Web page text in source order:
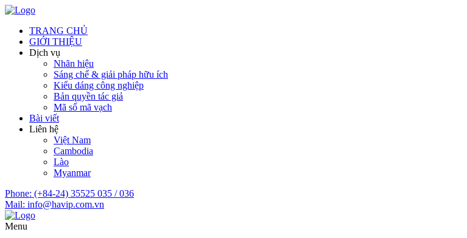
TRANG CHỦ
GIỚI THIỆU
Dịch vụ
Nhãn hiệu
Sáng chế & giải pháp hữu ích
Kiểu dáng công nghiệp
Bản quyền tác giả
Mã số mã vạch
Bài viết
Liên hệ
Việt Nam
Cambodia
Lào
Myanmar
Phone: (+84-24) 35525 035 / 036
Mail: info@havip.com.vn
Menu